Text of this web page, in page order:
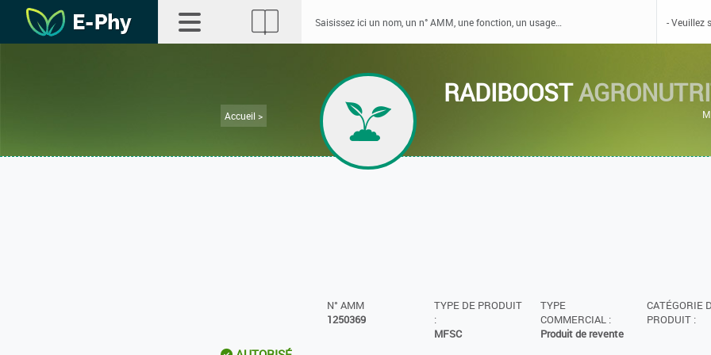
Accueil >
RADIBOOST
N° AMM
1250369
TYPE DE PRODUIT
:
MFSC
TYPE
COMMERCIAL :
Produit de revente
CATÉGORIE
PRODUIT :